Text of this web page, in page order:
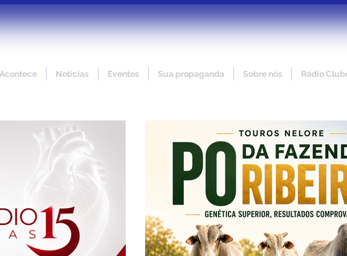
Notícias Eventos Sua propaganda Sobre nós Rádio